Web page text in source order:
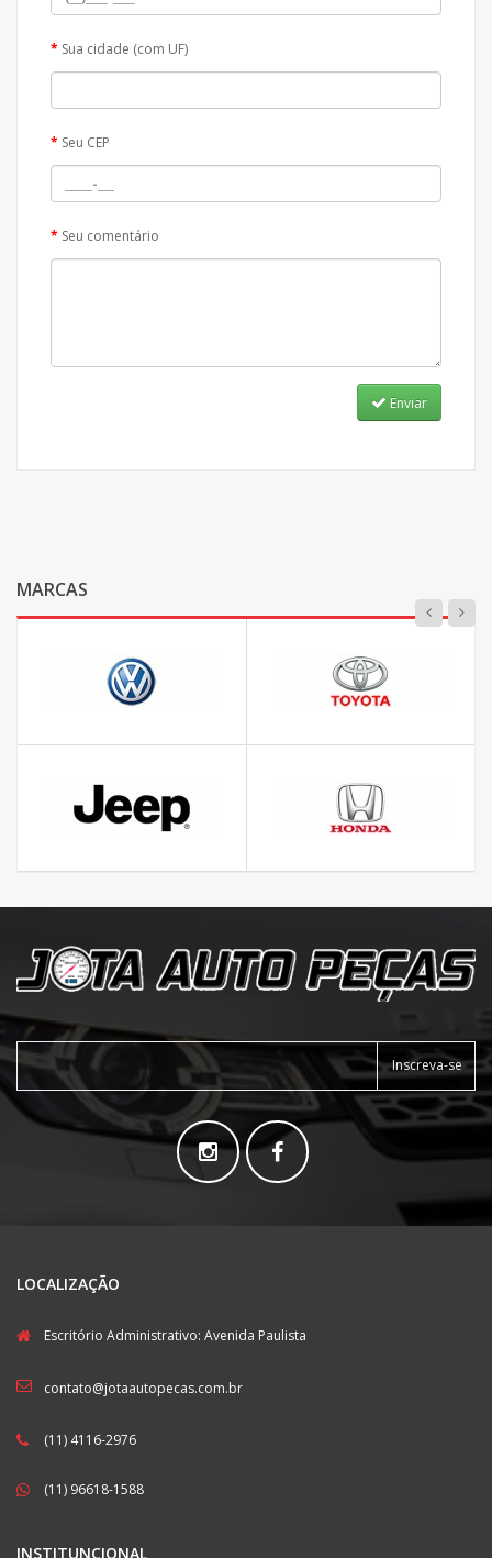
Sua cidade (com UF)
Seu CEP
Seu comentário
Enviar
MARCAS
Inscreva-se
LOCALIZAÇÃO
Escritório Administrativo: Avenida Paulista
contato@jotaautopecas.com.br
(11) 4116-2976
(11) 96618-1588
INSTITUNCIONAL